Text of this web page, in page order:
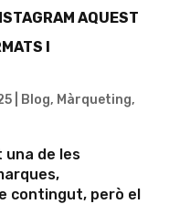
AQUEST
I
| Blog, Màrqueting,
de les
contingut, però el